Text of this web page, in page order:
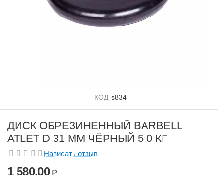
КОД: s834
ДИСК ОБРЕЗИНЕННЫЙ BARBELL
ATLET D 31 ММ ЧЁРНЫЙ 5,0 КГ
Написать отзыв
1 580.00 Р